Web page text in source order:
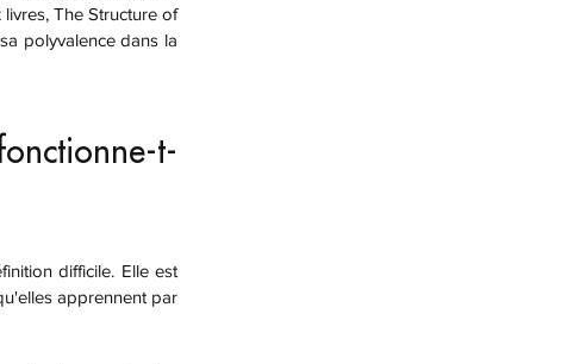
The Structure of
polyvalence dans la
t-
apprennent par